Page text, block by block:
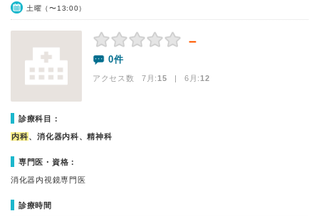
土曜（〜13:00）
－
0件
アクセス数 7月:15 | 6月:12
診療科目：
内科、消化器内科、精神科
専門医・資格：
消化器内視鏡専門医
診療時間